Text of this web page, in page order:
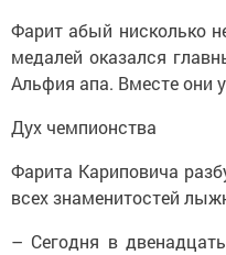
Фарит абый нисколько
медалей оказался
Альфия апа. Вместе они
Дух чемпионства
Фарита Кариповича
всех знаменитостей
– Сегодня в